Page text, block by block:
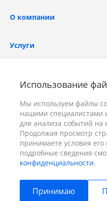
Использование
Мы используем файлы
нашими специалистами
для анализа событий на
Продолжая просмотр
принимаете условия
подробные сведения
конфиденциальности.
Принимаю
О компании
Услуги
+7 (391) 298-00-11
г. Красноярск, пер.